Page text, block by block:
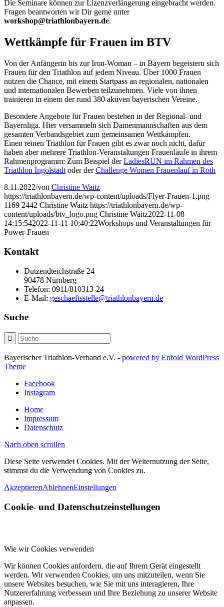
Die Seminare können zur Lizenzverlängerung eingebracht werden.
Fragen beantworten wir Dir gerne unter
workshop@triathlonbayern.de.
Wettkämpfe für Frauen im BTV
Von der Anfängerin bis zur Iron-Woman – in Bayern begeistern sich
Frauen für den Triathlon auf jedem Niveau. Über 1000 Frauen
nutzen die Chance, mit einem Startpass an regionalen, nationalen
und internationalen Bewerben teilzunehmen. Viele von ihnen
trainieren in einem der rund 380 aktiven bayerischen Vereine.
Besondere Angebote für Frauen bestehen in der Regional- und
Bayernliga. Hier versammeln sich Damenmannschaften aus dem
gesamten Verbandsgebiet zum gemeinsamen Wettkämpfen.
Einen reinen Triathlon für Frauen gibt es zwar noch nicht, dafür
haben aber mehrere Triathlon-Veranstaltungen Frauenläufe in ihrem
Rahmenprogramm: Zum Beispiel derLadiesRUN im Rahmen des
Triathlon Ingolstadt oder derChallenge Women Frauenlauf in Roth
8.11.2022/von Christine Waitz
https://triathlonbayern.de/wp-content/uploads/Flyer-Frauen-1.png
1169 2442 Christine Waitz https://triathlonbayern.de/wp-
content/uploads/btv_logo.png Christine Waitz2022-11-08
14:15:542022-11-11 10:40:22Workshops und Veranstaltungen für
Power-Frauen
Kontakt
Dutzendteichstraße 24
90478 Nürnberg
Telefon: 0911/810313-24
E-Mail: geschaeftsstelle@triathlonbayern.de
Suche
Bayerischer Triathlon-Verband e.V. - powered by Enfold WordPress
Theme
Facebook
Instagram
Home
Impressum
Datenschutz
Nach oben scrollen
Diese Seite verwendet Cookies. Mit der Weiternutzung der Seite,
stimmst du die Verwendung von Cookies zu.
AkzeptierenAblehnenEinstellungen
Cookie- und Datenschutzeinstellungen
Wie wir Cookies verwenden
Wir können Cookies anfordern, die auf Ihrem Gerät eingestellt
werden. Wir verwenden Cookies, um uns mitzuteilen, wenn Sie
unsere Websites besuchen, wie Sie mit uns interagieren, Ihre
Nutzererfahrung verbessern und Ihre Beziehung zu unserer Website
anpassen.